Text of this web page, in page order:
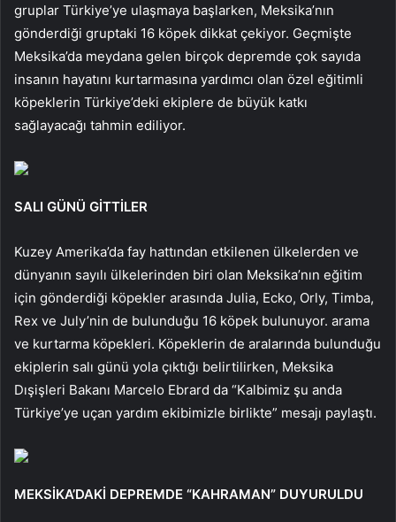
gruplar Türkiye’ye ulaşmaya başlarken, Meksika’nın
gönderdiği gruptaki 16 köpek dikkat çekiyor. Geçmişte
Meksika’da meydana gelen birçok depremde çok sayıda
insanın hayatını kurtarmasına yardımcı olan özel eğitimli
köpeklerin Türkiye’deki ekiplere de büyük katkı
sağlayacağı tahmin ediliyor.
SALI GÜNÜ GİTTİLER
Kuzey Amerika’da fay hattından etkilenen ülkelerden ve
dünyanın sayılı ülkelerinden biri olan Meksika’nın eğitim
için gönderdiği köpekler arasında Julia, Ecko, Orly, Timba,
Rex ve July’nin de bulunduğu 16 köpek bulunuyor. arama
ve kurtarma köpekleri. Köpeklerin de aralarında bulunduğu
ekiplerin salı günü yola çıktığı belirtilirken, Meksika
Dışişleri Bakanı Marcelo Ebrard da “Kalbimiz şu anda
Türkiye’ye uçan yardım ekibimizle birlikte” mesajı paylaştı.
MEKSİKA’DAKİ DEPREMDE “KAHRAMAN” DUYURULDU